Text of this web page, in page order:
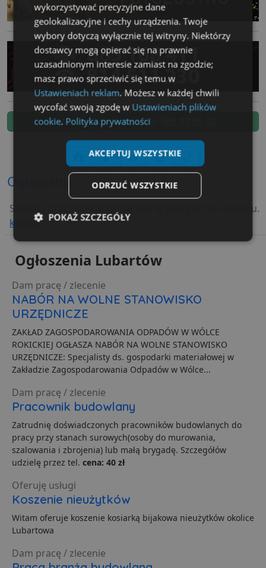
Zgłoś temat. Wyślij SMS:
Ogłoszenia
Szukasz pracownika? dodaj ofertę pracy w tym miejscu.
kontakt
Ogłoszenia Lubartów
Dam pracę / zlecenie
NABÓR NA WOLNE STANOWISKO
URZĘDNICZE
ZAKŁAD ZAGOSPODAROWANIA ODPADÓW W WÓLCE
ROKICKIEJ OGŁASZA NABÓR NA WOLNE STANOWISKO
URZĘDNICZE: Specjalisty ds. gospodarki materiałowej w
Zakładzie Zagospodarowania Odpadów w Wólce...
Dam pracę / zlecenie
Pracownik budowlany
Zatrudnię doświadczonych pracowników budowlanych do
pracy przy stanach surowych(osoby do murowania,
szalowania i zbrojenia) lub małą brygadę. Szczegółów
udzielę przez tel. cena: 40 zł
Oferuję usługi
Koszenie nieużytków
Witam oferuje koszenie kosiarką bijakowa nieużytków okolice
Lubartowa
Dam pracę / zlecenie
wykorzystywać precyzyjne dane
geolokalizacyjne i cechy urządzenia. Twoje
wybory dotyczą wyłącznie tej witryny. Niektórzy
dostawcy mogą opierać się na prawnie
uzasadnionym interesie zamiast na zgodzie;
masz prawo sprzeciwić się temu w
Ustawieniach reklam. Możesz w każdej chwili
wycofać swoją zgodę w Ustawieniach plików
cookie. Polityka prywatności
AKCEPTUJ WSZYSTKIE
ODRZUĆ WSZYSTKIE
POKAŻ SZCZEGÓŁY
Niezbędne Wydajność Targetowanie
Funkcjonalność
Niezbędne Wydajność
Targetowanie
Funkcjonalność
Niezbędne pliki cookie umożliwiają korzystanie z
podstawowych funkcji strony internetowej, takich jak
logowanie użytkownika i zarządzanie kontem. Bez
niezbędnych plików cookie nie można prawidłowo
korzystać ze strony internetowej.
ban0